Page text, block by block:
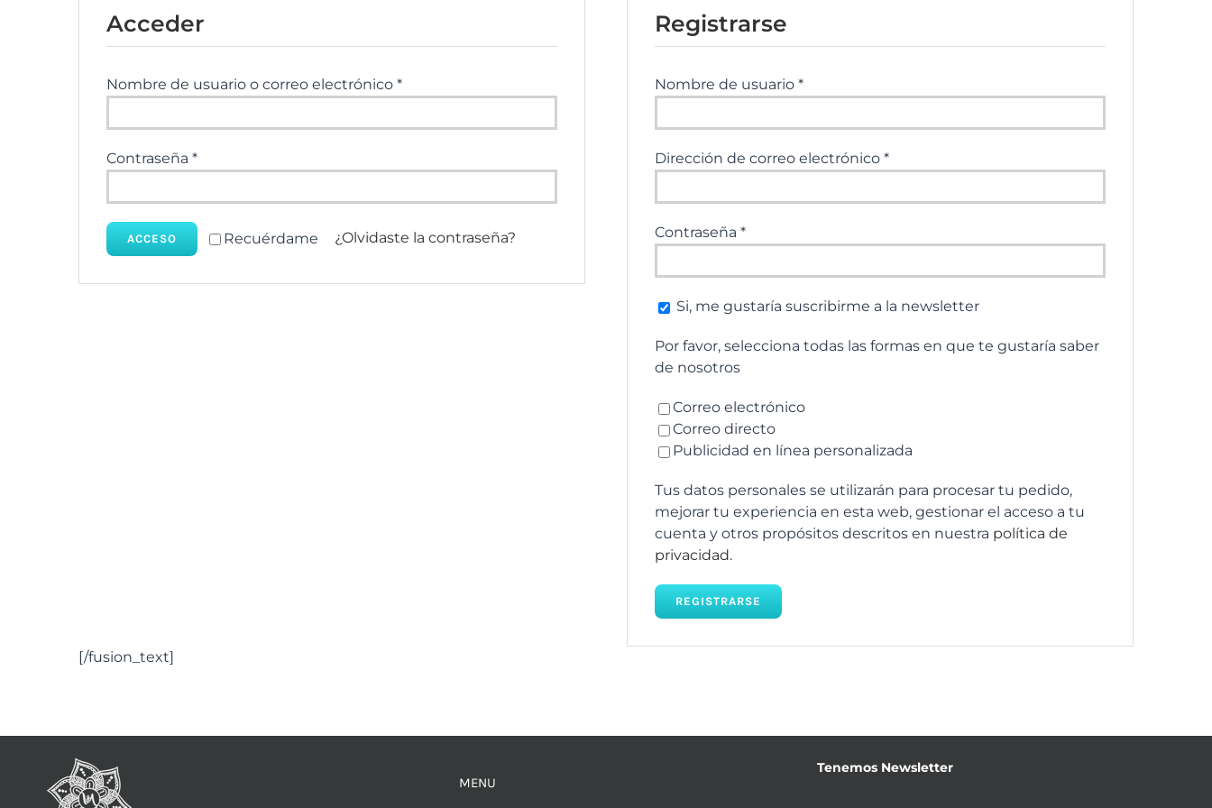
Acceder
Nombre de usuario o correo electrónico *Obligatorio
Contraseña *Obligatorio
Recuérdame
ACCESO ¿Olvidaste la contraseña?
Registrarse
Nombre de usuario*Obligatorio
Dirección de correo electrónico*Obligatorio
Contraseña*Obligatorio
Si, me gustaría suscribirme a la newsletter
Por favor, selecciona todas las formas en que te gustaría saber
de nosotros
Correo electrónico
Correo directo
Publicidad en línea personalizada
Tus datos personales se utilizarán para procesar tu pedido,
mejorar tu experiencia en esta web, gestionar el acceso a tu
cuenta y otros propósitos descritos en nuestra política de
privacidad.
REGISTRARSE
[/fusion_text]
MENU
Tenemos Newsletter